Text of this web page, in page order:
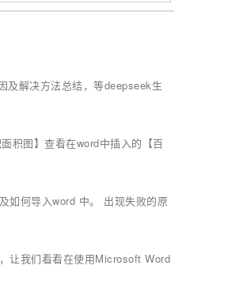
及解决方法总结，等deepseek生
积图】查看在word中插入的【百
如何导入word 中。 出现失败的原
让我们看看在使用Microsoft Word